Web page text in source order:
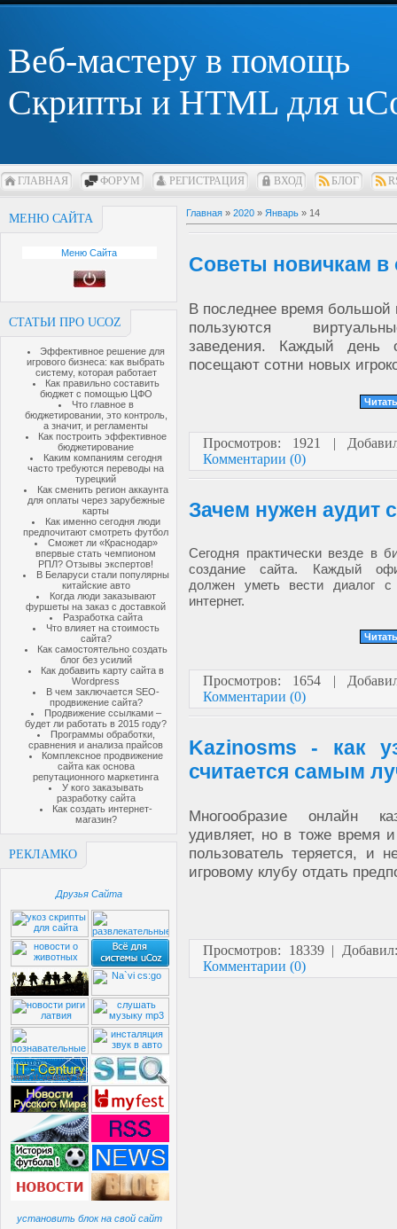
Веб-мастеру в помощь
Скрипты и HTML для
ГЛАВНАЯ ФОРУМ РЕГИСТРАЦИЯ ВХОД БЛОГ
МЕНЮ САЙТА
Меню Сайта
СТАТЬИ ПРО UCOZ
Эффективное решение для
игрового бизнеса: как выбрать
систему, которая работает
Как правильно составить
бюджет с помощью ЦФО
Что главное в
бюджетировании, это контроль,
а значит, и регламенты
Как построить эффективное
бюджетирование
Каким компаниям сегодня
часто требуются переводы на
турецкий
Как сменить регион аккаунта
для оплаты через зарубежные
карты
Как именно сегодня люди
предпочитают смотреть футбол
Сможет ли «Краснодар»
впервые стать чемпионом
РПЛ? Отзывы экспертов!
В Беларуси стали популярны
китайские авто
Когда люди заказывают
фуршеты на заказ с доставкой
Разработка сайта
Что влияет на стоимость
сайта?
Как самостоятельно создать
блог без усилий
Как добавить карту сайта в
Wordpress
В чем заключается SEO-
продвижение сайта?
Продвижение ссылками –
будет ли работать в 2015 году?
Программы обработки,
сравнения и анализа прайсов
Комплексное продвижение
сайта как основа
репутационного маркетинга
У кого заказывать
разработку сайта
Как создать интернет-
магазин?
РЕКЛАМКО
Друзья Сайта
установить блок на свой сайт
Главная » 2020 » Январь » 14
Советы новичкам в
В последнее время большой
пользуются
заведения. Каждый день
посещают сотни новых
Просмотров: 1921 |
Комментарии (0)
Зачем нужен аудит
Сегодня практически везде в
создание сайта. Каждый
должен уметь вести диалог с
интернет.
Просмотров: 1654 |
Комментарии (0)
Kazinosms - как
считается самым
Многообразие онлайн
удивляет, но в тоже время и
пользователь теряется, и
игровому клубу отдать
Просмотров: 18339 |
Комментарии (0)